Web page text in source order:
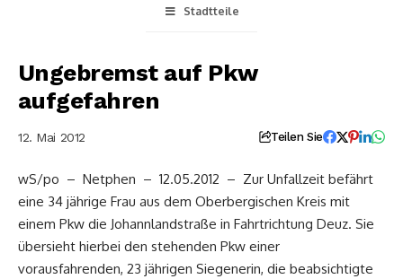
Stadtteile
Ungebremst auf Pkw
aufgefahren
12. Mai 2012 Teilen Sie
wS/po – Netphen – 12.05.2012 – Zur Unfallzeit befährt
eine 34 jährige Frau aus dem Oberbergischen Kreis mit
einem Pkw die Johannlandstraße in Fahrtrichtung Deuz. Sie
übersieht hierbei den stehenden Pkw einer
vorausfahrenden, 23 jährigen Siegenerin, die beabsichtigte